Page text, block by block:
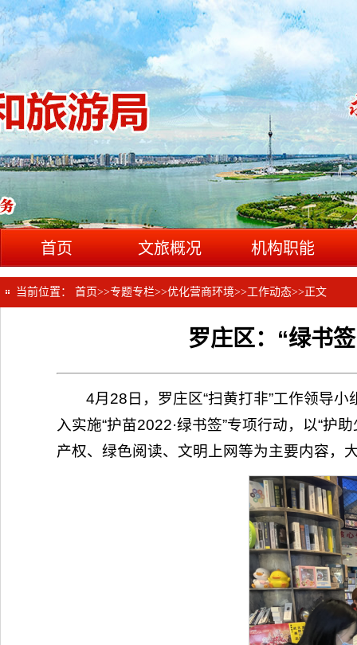
首页 文旅概况 机构职能
当前位置： 首页>>专题专栏>>优化营商环境>>工作动态>> 正文
罗庄区：“绿书
4月28日，罗庄区“扫黄打非”工作领导
入实施“护苗2022·绿书签”专项行动，以“护
产权、绿色阅读、文明上网等为主要内容，